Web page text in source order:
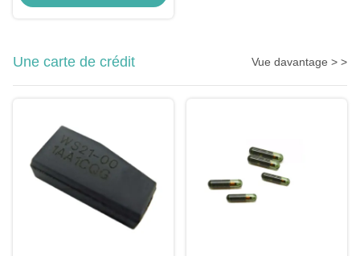
Une carte de crédit Vue davantage > >